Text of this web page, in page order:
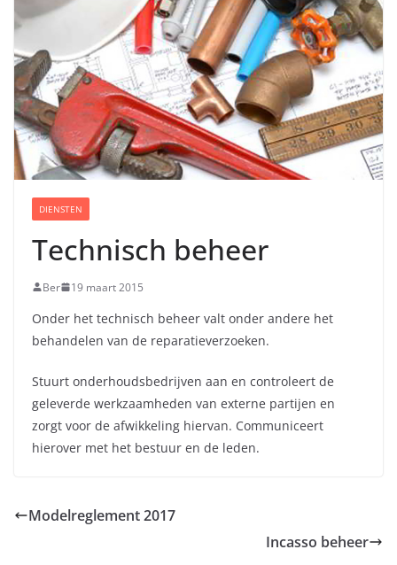
DIENSTEN
Technisch beheer
Ber 19 maart 2015
Onder het technisch beheer valt onder andere het
behandelen van de reparatieverzoeken.
Stuurt onderhoudsbedrijven aan en controleert de
geleverde werkzaamheden van externe partijen en
zorgt voor de afwikkeling hiervan. Communiceert
hierover met het bestuur en de leden.
Modelreglement 2017
Incasso beheer